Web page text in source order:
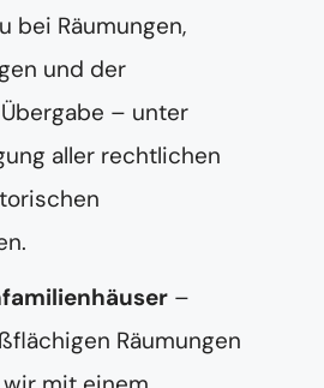
bei Räumungen,
und der
– unter
aller rechtlichen
–
Räumungen